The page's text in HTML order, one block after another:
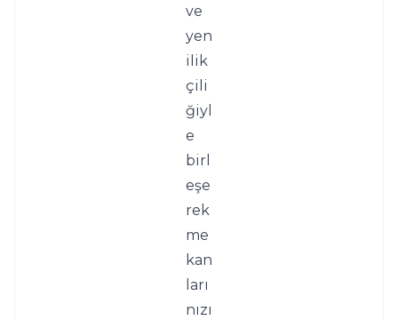
ve
yen
ilik
çili
ğiyl
e
birl
eşe
rek
me
kan
ları
nızı